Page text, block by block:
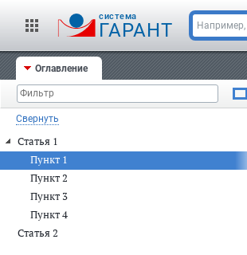
cистема
ГАРАНТ Например,
Оглавление
Свернуть
Статья 1
Пункт 1
Пункт 2
Пункт 3
Пункт 4
Статья 2